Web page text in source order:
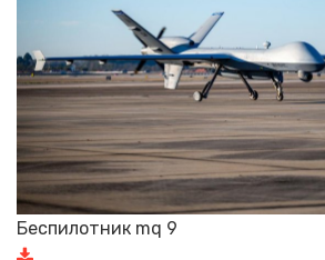
Беспилотник mq 9